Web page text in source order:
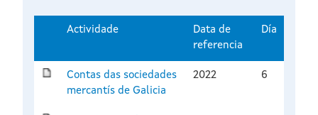
Actividade
Data de
referencia
Día
Contas das sociedades
mercantís de Galicia
2022 6